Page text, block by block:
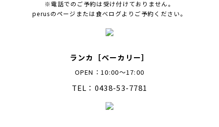
※電話でのご予約は受け付けておりません。
perusのページまたは食べログよりご予約ください。
ランカ［ベーカリー］
OPEN：10:00～17:00
TEL：0438-53-7781